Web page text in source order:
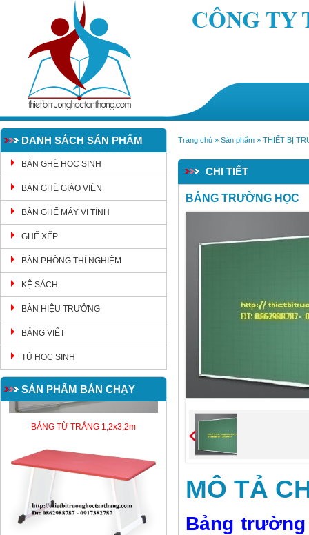
DANH SÁCH SẢN PHẨM
BÀN GHẾ HỌC SINH
BÀN GHẾ GIÁO VIÊN
BÀN GHẾ MÁY VI TÍNH
GHẾ XẾP
BÀN PHÒNG THÍ NGHIỆM
KỆ SÁCH
BÀN HIỆU TRƯỞNG
BẢNG VIẾT
TỦ HỌC SINH
SẢN PHẨM BÁN CHẠY
BẢNG TỪ TRẮNG 1,2x3,2m
Trang chủ » Sản phẩm » THIẾT BỊ
CHI TIẾT
BẢNG TRƯỜNG HỌC
MÔ TẢ
Bảng